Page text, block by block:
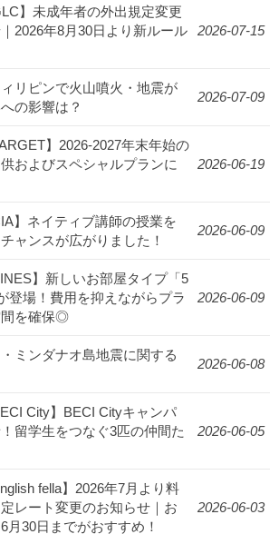
】未成年者の外出規定変更
2026年8月30日より新ルール
2026-07-15
ィリピンで火山噴火・地震が
の影響は？
2026-07-09
】2026-2027年末年始の
およびスペシャルプランに
2026-06-19
】ネイティブ講師の授業を
ャンスが広がりました！
2026-06-09
】新しいお部屋タイプ「5
登場！費用を抑えながらプラ
間を確保◎
2026-06-09
ミンダナオ島地震に関する
2026-06-08
City】BECI Cityキャンパ
留学生をつなぐ3匹の仲間た
2026-06-05
fella】2026年7月より料
レート変更のお知らせ｜お
月30日までがおすすめ！
2026-06-03